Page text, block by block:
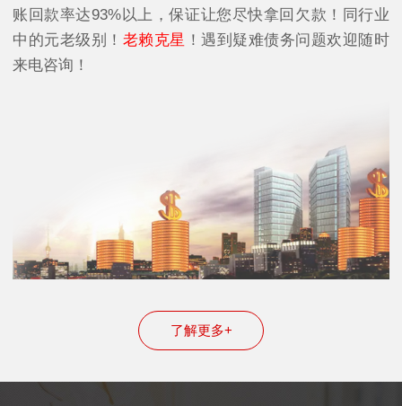
账回款率达93%以上，保证让您尽快拿回欠款！同行业
中的元老级别！ 老赖克星 ！遇到疑难债务问题欢迎随时
来电咨询！
了解更多+